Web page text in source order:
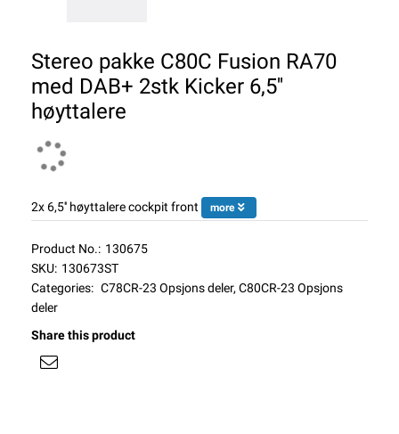
Stereo pakke C80C Fusion RA70
med DAB+ 2stk Kicker 6,5''
høyttalere
2x 6,5'' høyttalere cockpit front more
Product No.: 130675
SKU: 130673ST
Categories: C78CR-23 Opsjons deler, C80CR-23 Opsjons
deler
Share this product